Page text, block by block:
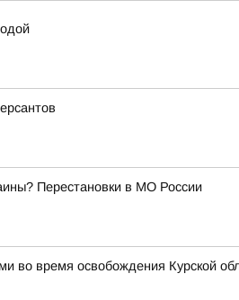
Перестановки в МО России
во время освобождения Курской